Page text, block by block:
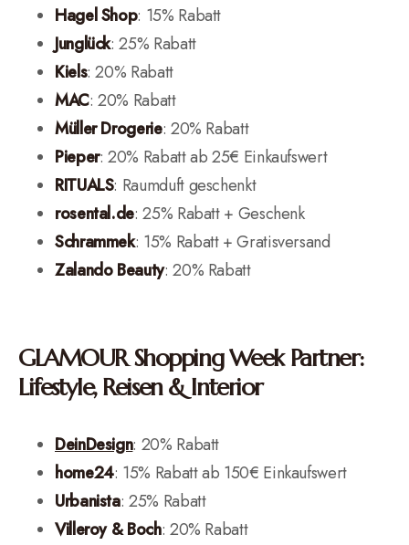
HagelShop: 15% Rabatt
Junglück: 25% Rabatt
Kiels: 20% Rabatt
MAC: 20% Rabatt
Müller Drogerie: 20% Rabatt
Pieper: 20% Rabatt ab 25€ Einkaufswert
RITUALS: Raumduft geschenkt
rosental.de: 25% Rabatt + Geschenk
Schrammek: 15% Rabatt + Gratisversand
Zalando Beauty: 20% Rabatt
GLAMOUR Shopping Week Partner:
Lifestyle, Reisen & Interior
DeinDesign: 20% Rabatt
home24: 15% Rabatt ab 150€ Einkaufswert
Urbanista: 25% Rabatt
Villeroy & Boch: 20% Rabatt